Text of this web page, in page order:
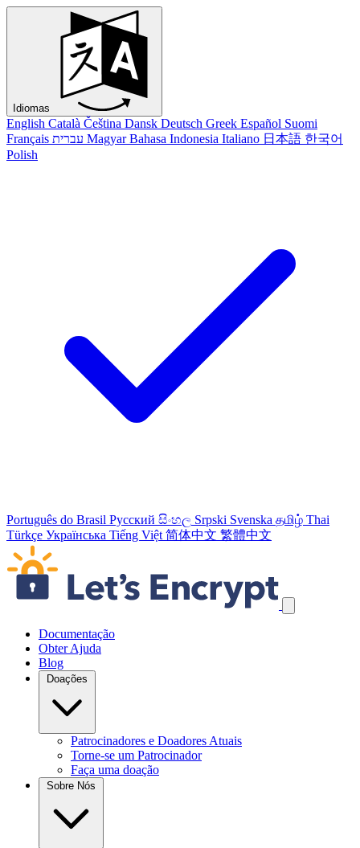
Idiomas
English Català Čeština Dansk Deutsch Greek Español Suomi
Français עברית Magyar Bahasa Indonesia Italiano 日本語 한국어
Polish
Português do Brasil Русский සිංහල Srpski Svenska தமிழ் Thai
Türkçe Українська Tiếng Việt 简体中文 繁體中文
Ignorar links de navegação
Documentação
Obter Ajuda
Blog
Doações
Patrocinadores e Doadores Atuais
Torne-se um Patrocinador
Faça uma doação
Sobre Nós